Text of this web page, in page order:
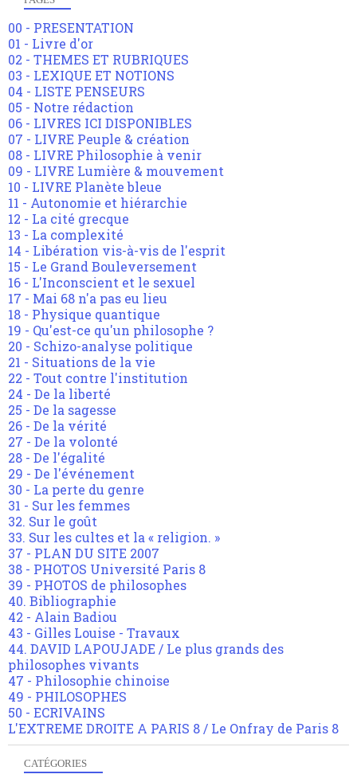
00 - PRESENTATION
01 - Livre d'or
02 - THEMES ET RUBRIQUES
03 - LEXIQUE ET NOTIONS
04 - LISTE PENSEURS
05 - Notre rédaction
06 - LIVRES ICI DISPONIBLES
07 - LIVRE Peuple & création
08 - LIVRE Philosophie à venir
09 - LIVRE Lumière & mouvement
10 - LIVRE Planète bleue
11 - Autonomie et hiérarchie
12 - La cité grecque
13 - La complexité
14 - Libération vis-à-vis de l'esprit
15 - Le Grand Bouleversement
16 - L'Inconscient et le sexuel
17 - Mai 68 n'a pas eu lieu
18 - Physique quantique
19 - Qu'est-ce qu'un philosophe ?
20 - Schizo-analyse politique
21 - Situations de la vie
22 - Tout contre l'institution
24 - De la liberté
25 - De la sagesse
26 - De la vérité
27 - De la volonté
28 - De l'égalité
29 - De l'événement
30 - La perte du genre
31 - Sur les femmes
32. Sur le goût
33. Sur les cultes et la « religion. »
37 - PLAN DU SITE 2007
38 - PHOTOS Université Paris 8
39 - PHOTOS de philosophes
40. Bibliographie
42 - Alain Badiou
43 - Gilles Louise - Travaux
44. DAVID LAPOUJADE / Le plus grands des
philosophes vivants
47 - Philosophie chinoise
49 - PHILOSOPHES
50 - ECRIVAINS
L'EXTREME DROITE A PARIS 8 / Le Onfray de Paris 8
CATÉGORIES